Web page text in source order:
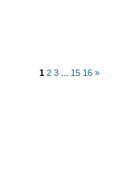
1 2 3 15 16 »